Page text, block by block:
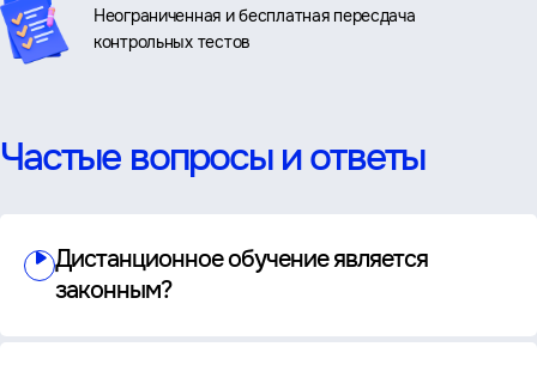
Неограниченная и бесплатная пересдача
контрольных тестов
Частые вопросы и ответы
Дистанционное обучение является
законным?